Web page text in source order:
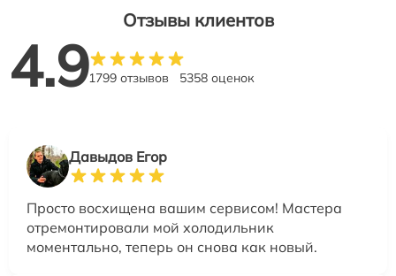
Отзывы клиентов
4.91799 отзывов 5358 оценок
Давыдов Егор
Просто восхищена вашим сервисом! Мастера
отремонтировали мой холодильник
моментально, теперь он снова как новый.